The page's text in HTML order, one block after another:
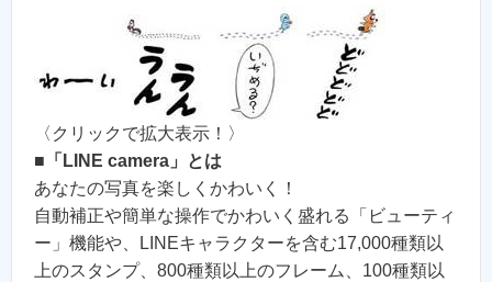
〈クリックで拡大表示！〉
■ 「LINE camera」とは
あなたの写真を楽しくかわいく！
自動補正や簡単な操作でかわいく盛れる「ビューティ
ー」機能や、LINEキャラクターを含む17,000種類以
上のスタンプ、800種類以上のフレーム、100種類以